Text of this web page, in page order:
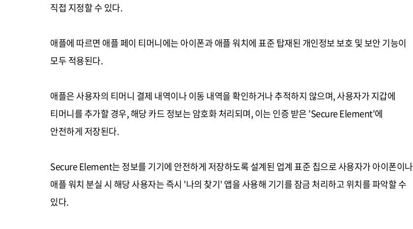
직접 지정할 수 있다.
애플에 따르면 애플 페이 티머니에는 아이폰과 애플 워치에 표준 탑재된 개인정보 보호 및 보안 기능이
모두 적용된다.
애플은 사용자의 티머니 결제 내역이나 이동 내역을 확인하거나 추적하지 않으며, 사용자가 지갑에
티머니를 추가할 경우, 해당 카드 정보는 암호화 처리되며, 이는 인증 받은 'Secure Element'에
안전하게 저장된다.
Secure Element는 정보를 기기에 안전하게 저장하도록 설계된 업계 표준 칩으로 사용자가 아이폰이나
애플 워치 분실 시 해당 사용자는 즉시 '나의 찾기' 앱을 사용해 기기를 잠금 처리하고 위치를 파악할 수
있다.